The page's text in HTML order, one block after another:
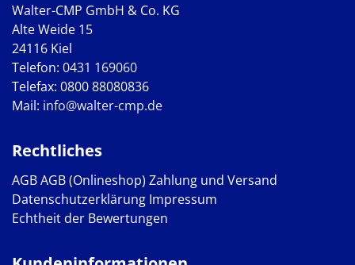
Walter-CMP GmbH & Co. KG
Alte Weide 15
24116 Kiel
Telefon: 0431 169060
Telefax: 0800 88080836
Mail: info@walter-cmp.de
Rechtliches
AGBAGB (Onlineshop) Zahlung und Versand
Datenschutzerklärung Impressum
Echtheit der Bewertungen